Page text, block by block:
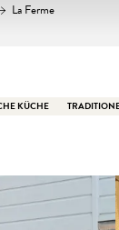
La Ferme
KÜCHE